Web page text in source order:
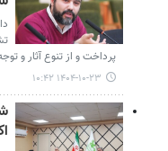
پرداخت و از تنوع آثار و
۱۴۰۴-۱۰-۲۳ ۱۰:۴۲